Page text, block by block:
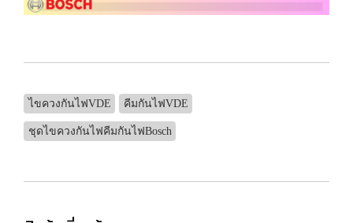
ไขควงกันไฟVDE คีมกันไฟVDE
ชุดไขควงกันไฟคีมกันไฟBosch